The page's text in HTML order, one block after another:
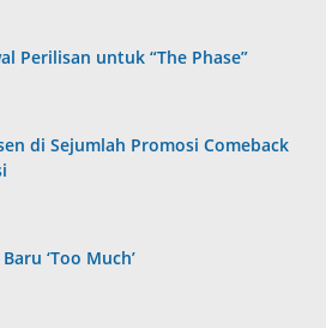
Perilisan untuk “The Phase”
di Sejumlah Promosi Comeback
‘Too Much’